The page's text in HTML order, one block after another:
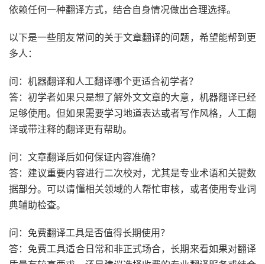
依赖任何一种翻译方式，结合自身情况做出合理选择。
以下是一些朋友常问的关于文章翻译的问题，希望能帮到更
多人：
问：机器翻译和人工翻译哪个更适合初学者？
答：初学者如果只是想了解外文文章的大意，机器翻译已经
足够使用。但如果需要学习地道表达或者写作风格，人工翻
译或带注释的翻译更有帮助。
问：文章翻译后如何保证内容准确？
答：建议重要内容进行二次校对，尤其是专业术语和关键数
据部分。可以请懂相关领域的人帮忙审核，或者使用专业词
典辅助检查。
问：免费翻译工具是否值得长期使用？
答：免费工具适合日常和非正式场合，长期来看如果对翻译